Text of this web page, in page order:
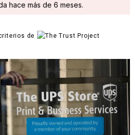
hace más de 6 meses.
de